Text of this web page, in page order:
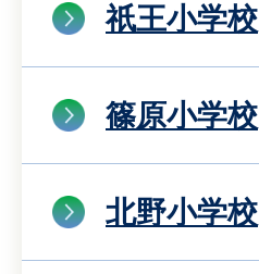
祇王小学校
篠原小学校
北野小学校